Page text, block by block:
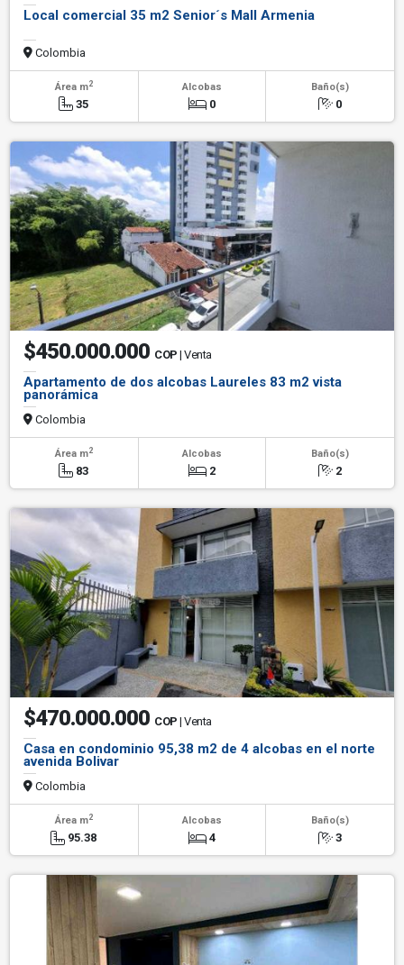
Local comercial 35 m2 Senior´s Mall Armenia
Colombia
Área m2
35
Alcobas
0
Baño(s)
0
$450.000.000 COP | Venta
Apartamento de dos alcobas Laureles 83 m2 vista
panorámica
Colombia
Área m2
83
Alcobas
2
Baño(s)
2
$470.000.000 COP | Venta
Casa en condominio 95,38 m2 de 4 alcobas en el norte
avenida Bolivar
Colombia
Área m2
95.38
Alcobas
4
Baño(s)
3